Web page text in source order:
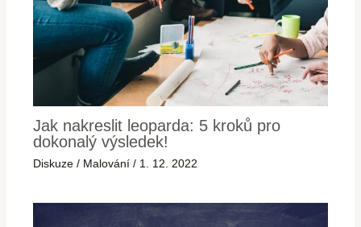
Jak nakreslit leoparda: 5 kroků pro
dokonalý výsledek!
Diskuze / Malování / 1. 12. 2022